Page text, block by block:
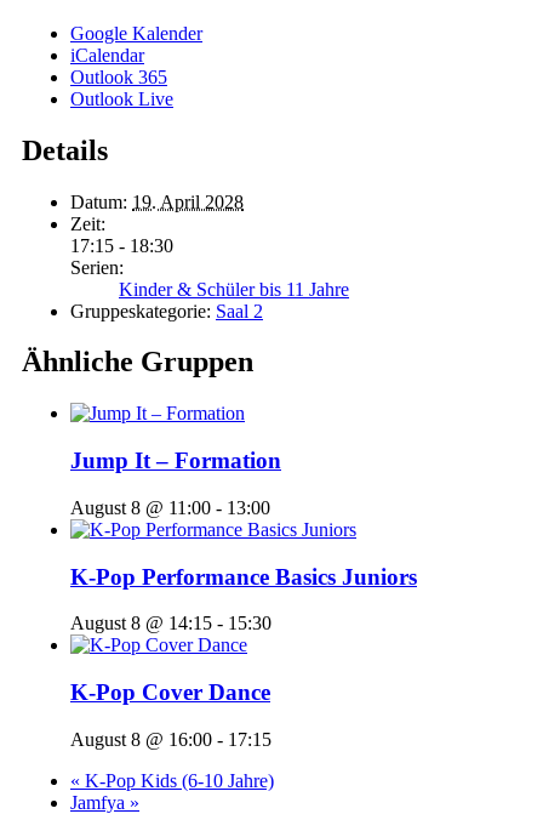
Google Kalender
iCalendar
Outlook 365
Outlook Live
Details
Datum: 19. April 2028
Zeit:
17:15 - 18:30
Serien:
Kinder & Schüler bis 11 Jahre
Gruppeskategorie: Saal 2
Ähnliche Gruppen
Jump It – Formation
August 8 @ 11:00 - 13:00
K-Pop Performance Basics Juniors
August 8 @ 14:15 - 15:30
K-Pop Cover Dance
August 8 @ 16:00 - 17:15
« K-Pop Kids (6-10 Jahre)
Jamfya »